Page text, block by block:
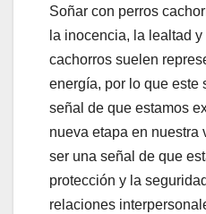
Soñar con perros
la inocencia, la lealtad
cachorros suelen
energía, por lo que este
señal de que estamos
nueva etapa en nuestra
ser una señal de que
protección y la
relaciones